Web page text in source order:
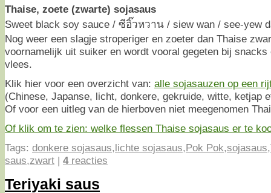
Thaise, zoete (zwarte) sojasaus
Sweet black soy sauce / ซีอิ๊วหวาน / siew wan / see-yew
Nog weer een slagje stroperiger en zoeter dan Thaise
voornamelijk uit suiker en wordt vooral gegeten bij
vlees.
Klik hier voor een overzicht van: alle sojasauzen op een
(Chinese, Japanse, licht, donkere, gekruide, witte, ketjap
Of voor een uitleg van de hierboven niet meegenomen
Of klik om te zien: welke flessen Thaise sojasaus er te
Tags: donkere sojasaus,lichte sojasaus,Pok Pok,sojasaus,
saus,zwart | 4reacties
Teriyaki saus